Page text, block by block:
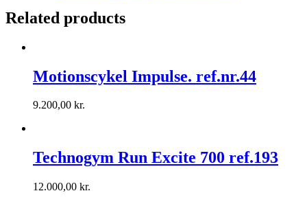
Related products
Motionscykel Impulse. ref.nr.44
9.200,00 kr.
Technogym Run Excite 700 ref.193
12.000,00 kr.